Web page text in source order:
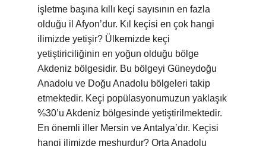
işletme başına kıllı keçi sayısının en fazla
olduğu il Afyon’dur. Kıl keçisi en çok hangi
ilimizde yetişir? Ülkemizde keçi
yetiştiriciliğinin en yoğun olduğu bölge
Akdeniz bölgesidir. Bu bölgeyi Güneydoğu
Anadolu ve Doğu Anadolu bölgeleri takip
etmektedir. Keçi popülasyonumuzun yaklaşık
%30’u Akdeniz bölgesinde yetiştirilmektedir.
En önemli iller Mersin ve Antalya’dır. Keçisi
hangi ilimizde meşhurdur? Orta Anadolu